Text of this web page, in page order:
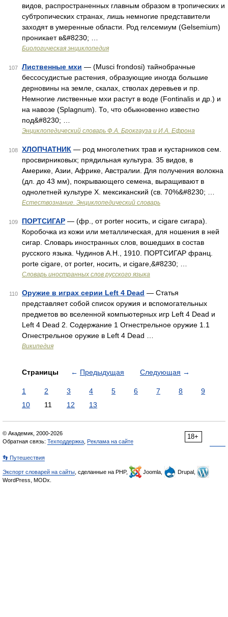
видов, распространенных главным образом в тропических и
субтропических странах, лишь немногие представители
заходят в умеренные области. Род гелсемиум (Gelsemium)
проникает в&#8230; …
Биологическая энциклопедия
107 Лиственные мхи — (Musci frondosi) тайнобрачные
бессосудистые растения, образующие иногда большие
дерновины на земле, скалах, стволах деревьев и пр.
Немногие лиственные мхи растут в воде (Fontinalis и др.) и
на навозе (Splagnum). То, что обыкновенно известно
под&#8230; …
Энциклопедический словарь Ф.А. Брокгауза и И.А. Ефрона
108 ХЛОПЧАТНИК — род многолетних трав и кустарников сем.
просвирниковых; прядильная культура. 35 видов, в
Америке, Азии, Африке, Австралии. Для получения волокна
(дл. до 43 мм), покрывающего семена, выращивают в
однолетней культуре X. мексиканский (св. 70%&#8230; …
Естествознание. Энциклопедический словарь
109 ПОРТСИГАР — (фр., от porter носить, и cigare сигара).
Коробочка из кожи или металлическая, для ношения в ней
сигар. Словарь иностранных слов, вошедших в состав
русского языка. Чудинов А.Н., 1910. ПОРТСИГАР франц.
porte cigare, от porter, носить, и cigare,&#8230; …
Словарь иностранных слов русского языка
110 Оружие в играх серии Left 4 Dead — Статья
представляет собой список оружия и вспомогательных
предметов во вселенной компьютерных игр Left 4 Dead и
Left 4 Dead 2. Содержание 1 Огнестрельное оружие 1.1
Огнестрельное оружие в Left 4 Dead …
Википедия
Страницы ← Предыдущая Следующая →
1 2 3 4 5 6 7 8
9
10
11 12 13
18+
© Академик, 2000-2026
Обратная связь: Техподдержка Реклама на сайте
👣 Путешествия
Экспорт словарей на сайты , сделанные на PHP, Joomla,
Drupal,
WordPress, MODx.